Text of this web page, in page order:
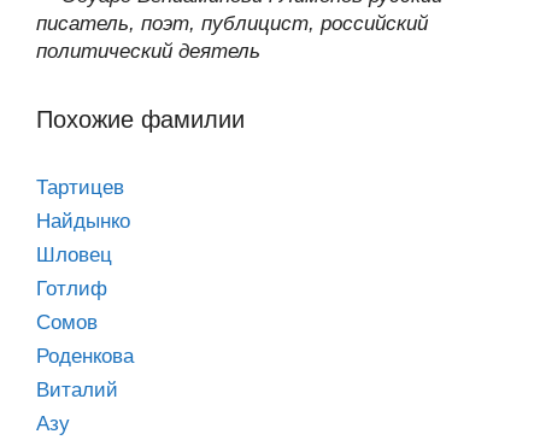
писатель, поэт, публицист, российский
политический деятель
Похожие фамилии
Тартицев
Найдынко
Шловец
Готлиф
Сомов
Роденкова
Виталий
Азу